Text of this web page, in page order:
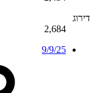
דירוג
2,684
9/9/25